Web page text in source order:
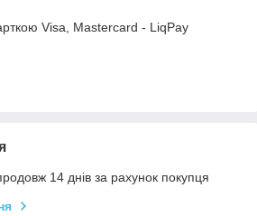
Visa, Mastercard - LiqPay
14 днів за рахунок покупця